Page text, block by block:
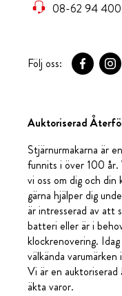
08-62 94 400
Följ oss:
Auktoriserad
Stjärnurmakarna är
funnits i över 100
vi oss om dig och
gärna hjälper dig
är intresserad av att
batteri eller är i
klockrenovering.
välkända
Vi är en
äkta varor.